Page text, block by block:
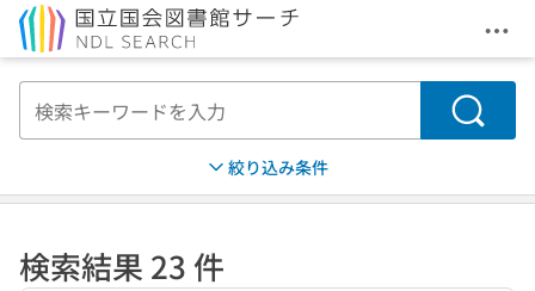
メ
検索
絞り込み条件
検索結果 23 件